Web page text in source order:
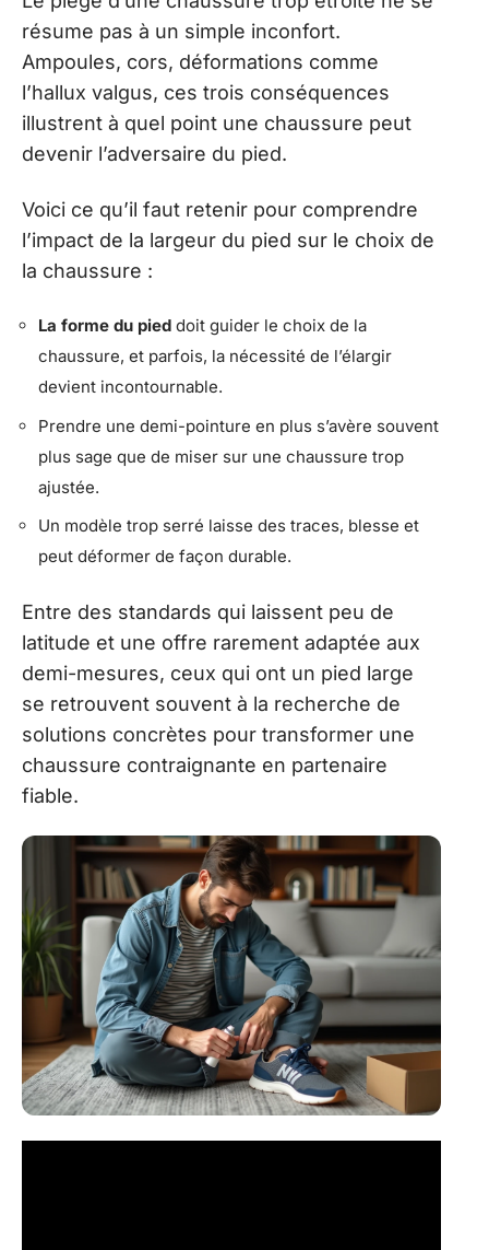
résume pas à un simple inconfort.
Ampoules, cors, déformations comme
l’hallux valgus, ces trois conséquences
illustrent à quel point une chaussure peut
devenir l’adversaire du pied.
Voici ce qu’il faut retenir pour comprendre
l’impact de la largeur du pied sur le choix de
la chaussure :
La forme du pied doit guider le choix de la
chaussure, et parfois, la nécessité de l’élargir
devient incontournable.
Prendre une demi-pointure en plus s’avère souvent
plus sage que de miser sur une chaussure trop
ajustée.
Un modèle trop serré laisse des traces, blesse et
peut déformer de façon durable.
Entre des standards qui laissent peu de
latitude et une offre rarement adaptée aux
demi-mesures, ceux qui ont un pied large
se retrouvent souvent à la recherche de
solutions concrètes pour transformer une
chaussure contraignante en partenaire
fiable.